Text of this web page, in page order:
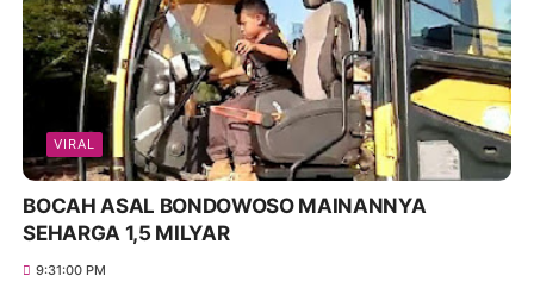
VIRAL
BOCAH ASAL BONDOWOSO MAINANNYA
SEHARGA 1,5 MILYAR
9:31:00 PM